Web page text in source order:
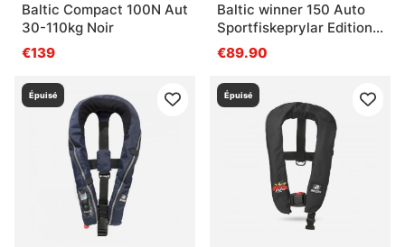
Baltic Compact 100N Aut
30-110kg Noir
€139
Baltic winner 150 Auto
Sportfiskeprylar Edition
(Navy)
€89.90
Épuisé Épuisé